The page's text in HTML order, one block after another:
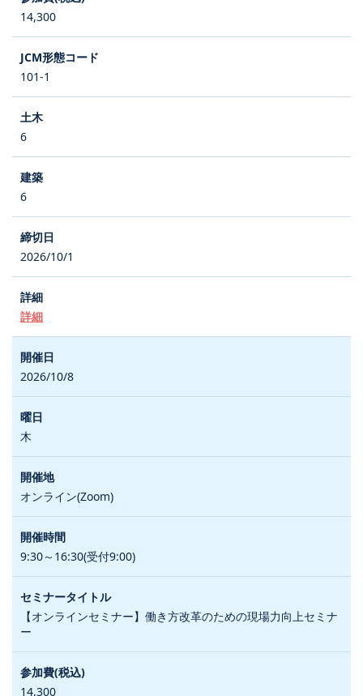
14,300
101-1
6
6
2026/10/1
詳細
2026/10/8
木
オンライン(Zoom)
9:30～16:30(受付9:00)
【オンラインセミナー】働き方改革のための現場力向上セミナ
ー
14,300